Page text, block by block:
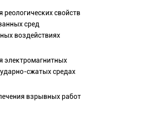
реологических свойств
сред
воздействиях
электромагнитных
сжатых средах
взрывных работ